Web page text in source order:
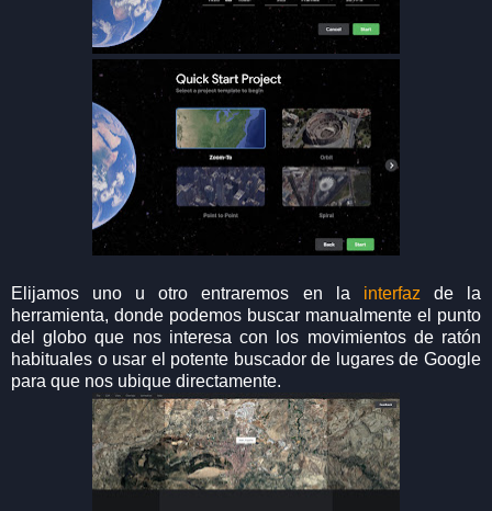
Elijamos uno u otro entraremos en la interfaz de la
herramienta, donde podemos buscar manualmente el punto
del globo que nos interesa con los movimientos de ratón
habituales o usar el potente buscador de lugares de Google
para que nos ubique directamente.